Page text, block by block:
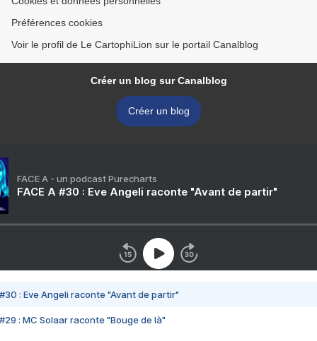
Préférences cookies
Voir le profil de Le CartophiLion sur le portail Canalblog
Créer un blog sur Canalblog
Créer un blog
FACE A - un podcast Purecharts
FACE A #30 : Eve Angeli raconte "Avant de partir"
#30 : Eve Angeli raconte "Avant de partir"
#29 : MC Solaar raconte "Bouge de là"